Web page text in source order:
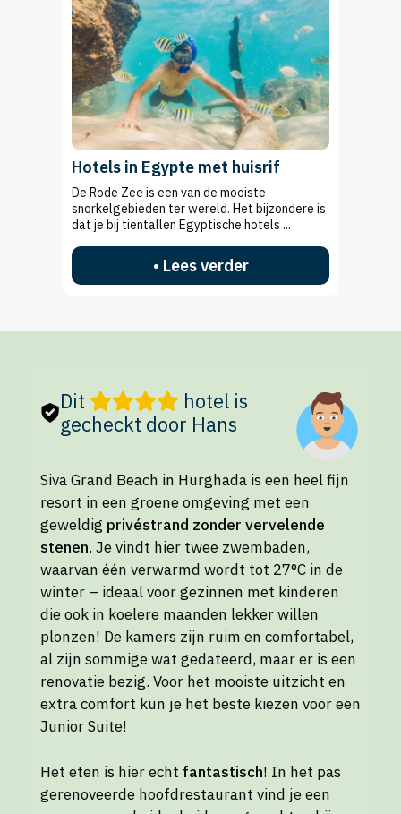
Hotels in Egypte met huisrif
De Rode Zee is een van de mooiste
snorkelgebieden ter wereld. Het bijzondere is
dat je bij tientallen Egyptische hotels ...
• Lees verder
Dit
hotel is
gecheckt door Hans
Siva Grand Beach in Hurghada is een heel fijn
resort in een groene omgeving met een
geweldig privéstrand zonder vervelende
stenen. Je vindt hier twee zwembaden,
waarvan één verwarmd wordt tot 27°C in de
winter – ideaal voor gezinnen met kinderen
die ook in koelere maanden lekker willen
plonzen! De kamers zijn ruim en comfortabel,
al zijn sommige wat gedateerd, maar er is een
renovatie bezig. Voor het mooiste uitzicht en
extra comfort kun je het beste kiezen voor een
Junior Suite!
Het eten is hier echt fantastisch! In het pas
gerenoveerde hoofdrestaurant vind je een